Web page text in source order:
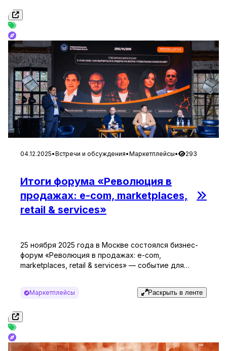
04.12.2025•Встречи и обсуждения•Маркетплейсы• 293
Итоги форума «Революция в
продажах: e-com, marketplaces,
retail & services»
25 ноября 2025 года в Москве состоялся бизнес-
форум «Революция в продажах: e-com,
marketplaces, retail & services» — событие для
маркетплейсами и онлайн-продажами. Форум
собрал владельцев и представителей малого
продвижению, аналитике и операционному
инструментами и актуальными […]
Маркетплейсы Раскрыть в ленте